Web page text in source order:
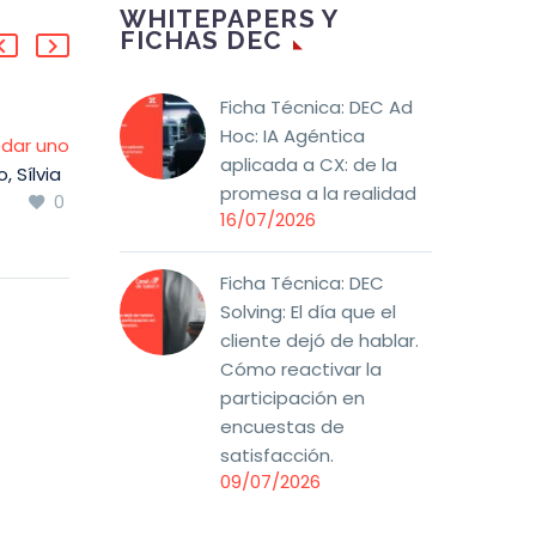
uno
Sílvia
0
DEC Solving: Chatbots,
IA y Cliente: Desafíos y
Oportunidades
En un mundo donde la
IA está cada vez más
presente en la relación
con los clientes, las
empresas se
enfrentan a nuevos
desafíos. Los chatbots
potencian la eficiencia,
pero también pueden
generar errores por
18 Mar 2025
WHITEPAPERS Y
FICHAS DEC
Ficha Técnica: DEC Ad
Hoc: IA Agéntica
aplicada a CX: de la
promesa a la realidad
16/07/2026
Ficha Técnica: DEC
Solving: El día que el
cliente dejó de hablar.
Cómo reactivar la
participación en
encuestas de
satisfacción.
09/07/2026